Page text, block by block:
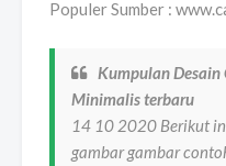
Populer Sumber :
Kumpulan
Minimalis terbaru
14 10 2020 Berikut
gambar gambar